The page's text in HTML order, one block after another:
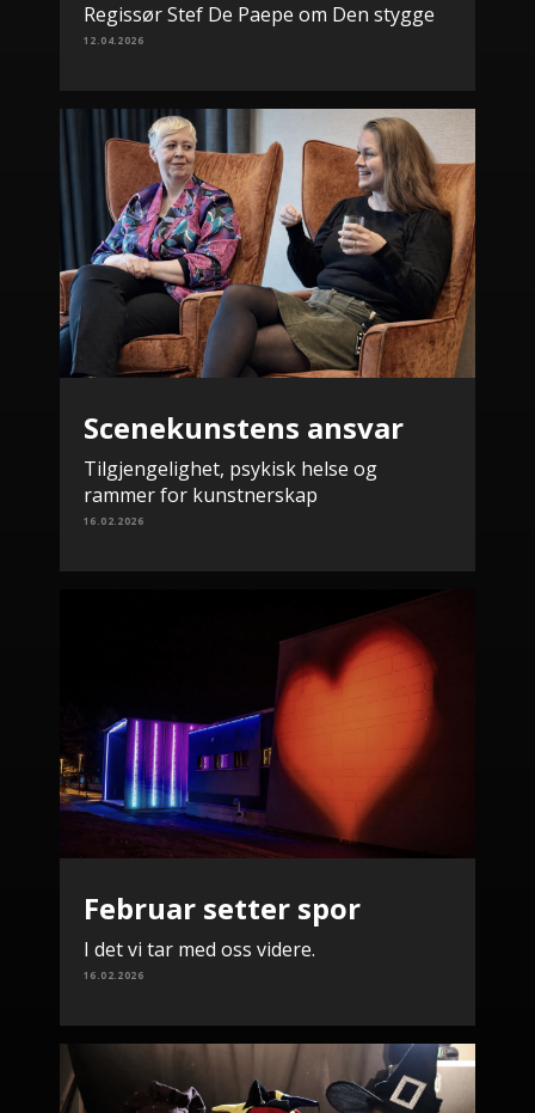
Regissør Stef De Paepe om Den stygge
12.04.2026
Scenekunstens ansvar
Tilgjengelighet, psykisk helse og
rammer for kunstnerskap
16.02.2026
Februar setter spor
I det vi tar med oss videre.
16.02.2026